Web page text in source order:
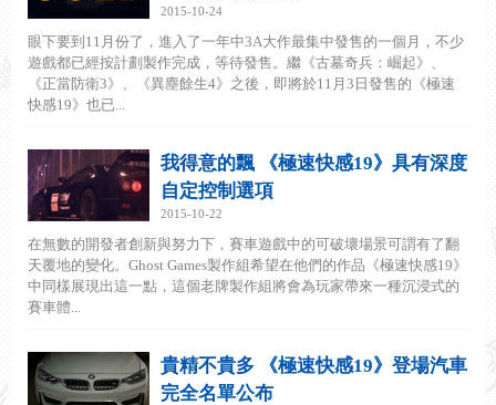
2015-10-24
眼下要到11月份了，進入了一年中3A大作最集中發售的一個月，不少
遊戲都已經按計劃製作完成，等待發售。繼《古墓奇兵：崛起》、
《正當防衛3》、《異塵餘生4》之後，即將於11月3日發售的《極速
快感19》也已...
我得意的飄 《極速快感19》具有深度
自定控制選項
2015-10-22
在無數的開發者創新與努力下，賽車遊戲中的可破壞場景可謂有了翻
天覆地的變化。Ghost Games製作組希望在他們的作品《極速快感19》
中同樣展現出這一點，這個老牌製作組將會為玩家帶來一種沉浸式的
賽車體...
貴精不貴多 《極速快感19》登場汽車
完全名單公布